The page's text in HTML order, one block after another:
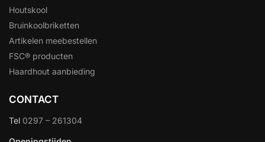
Houtskool
Bruinkoolbriketten
Artikelen meebestellen
FSC® producten
Haardhout aanbieding
CONTACT
Tel 0297 – 261304